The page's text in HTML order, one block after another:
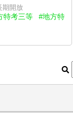
期開放
特考三等
#地方特